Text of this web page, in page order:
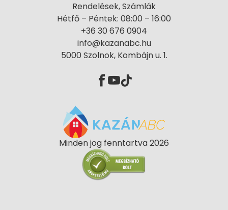
Rendelések, Számlák
Hétfő – Péntek: 08:00 – 16:00
+36 30 676 0904
info@kazanabc.hu
5000 Szolnok, Kombájn u. 1.
Minden jog fenntartva 2026